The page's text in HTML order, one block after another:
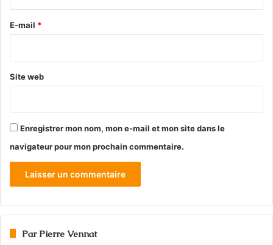
e
E-mail *
Site web
Enregistrer mon nom, mon e-mail et mon site dans le
navigateur pour mon prochain commentaire.
Par Pierre Vennat